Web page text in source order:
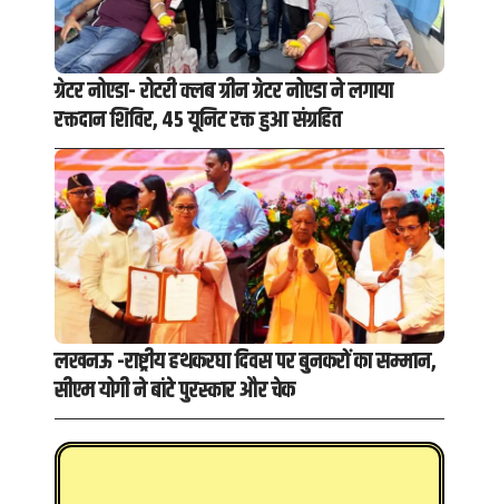
ग्रेटर नोएडा- रोटरी क्लब ग्रीन ग्रेटर नोएडा ने लगाया
रक्तदान शिविर, 45 यूनिट रक्त हुआ संग्रहित
लखनऊ -राष्ट्रीय हथकरघा दिवस पर बुनकरों का सम्मान,
सीएम योगी ने बांटे पुरस्कार और चेक